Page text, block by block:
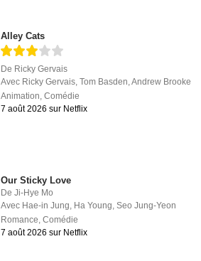
Alley Cats
De Ricky Gervais
Avec Ricky Gervais,Tom Basden,Andrew Brooke
Animation,Comédie
7 août 2026 sur Netflix
Our Sticky Love
DeJi-Hye Mo
Avec Hae-in Jung, Ha Young,Seo Jung-Yeon
Romance,Comédie
7 août 2026 sur Netflix